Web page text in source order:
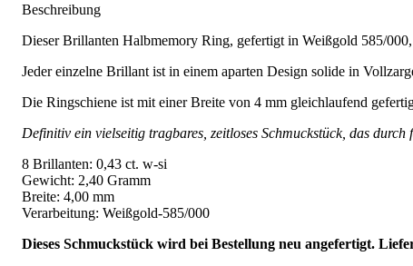
Beschreibung
Dieser Brillanten Halbmemory Ring, gefertigt in Weißgold 585/
Jeder einzelne Brillant ist in einem aparten Design solide in
Die Ringschiene ist mit einer Breite von 4 mm gleichlaufend
Definitiv ein vielseitig tragbares, zeitloses Schmuckstück, das
8 Brillanten: 0,43 ct. w-si
Gewicht: 2,40 Gramm
Breite: 4,00 mm
Verarbeitung: Weißgold-585/000
Dieses Schmuckstück wird bei Bestellung neu angefertigt.